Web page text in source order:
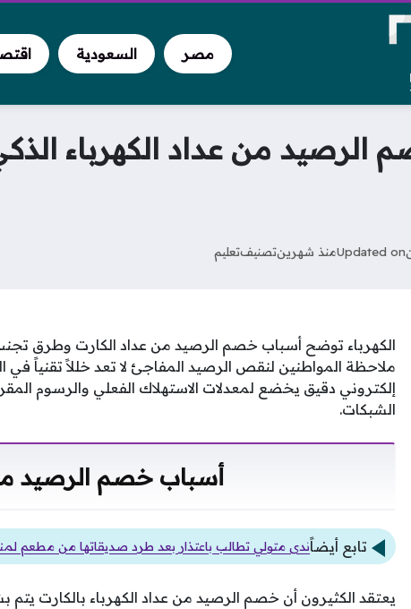
مصر السعودية
الرصيد من عداد الكهرباء
Updated onمنذ شهرينتصنيفتعليم
الكهرباء توضح أسباب خصم الرصيد من عداد الكارت وطرق
ملاحظة المواطنين لنقص الرصيد المفاجئ لا تعد خللاً تقنياً
إلكتروني دقيق يخضع لمعدلات الاستهلاك الفعلي والرسوم
الشبكات.
أسباب خصم الرصيد من
تابع أيضاًندى متولي تطالب باعتذار بعد طرد صديقاتها من مطعم
يعتقد الكثيرون أن خصم الرصيد من عداد الكهرباء بالكارت يتم